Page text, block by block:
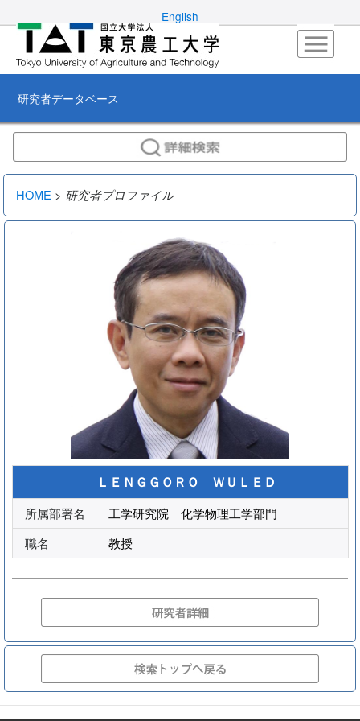
English
研究者データベース
HOME > 研究者プロファイル
ＬＥＮＧＧＯＲＯ ＷＵＬＥＤ
所属部署名
工学研究院 化学物理工学部門
職名
教授